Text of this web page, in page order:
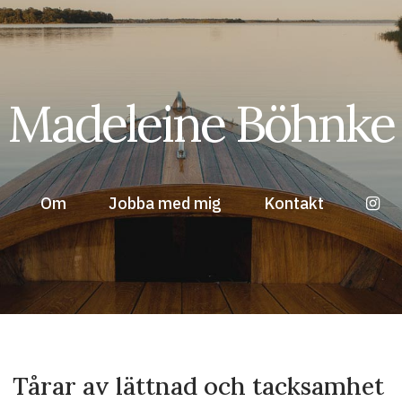
Madeleine Böhnke
Om Jobba med mig Kontakt
Tårar av lättnad och tacksamhet